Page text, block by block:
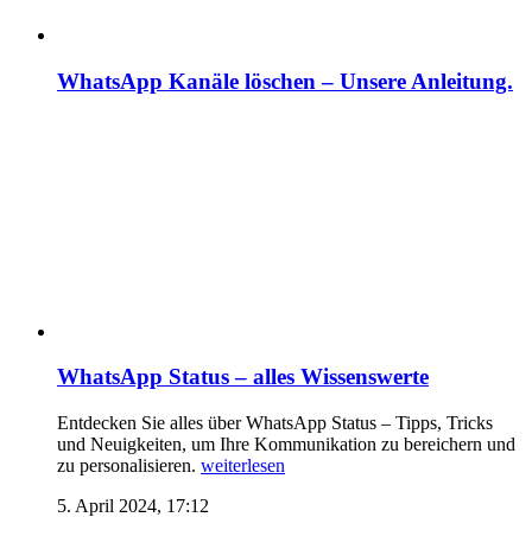
WhatsApp Kanäle löschen – Unsere Anleitung.
WhatsApp Status – alles Wissenswerte
Entdecken Sie alles über WhatsApp Status – Tipps, Tricks
und Neuigkeiten, um Ihre Kommunikation zu bereichern und
zu personalisieren. weiterlesen
5. April 2024, 17:12